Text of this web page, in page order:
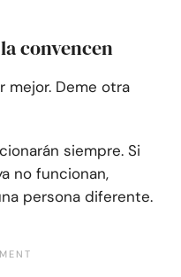
convencen
mejor. Deme otra
siempre. Si
no funcionan,
persona diferente.